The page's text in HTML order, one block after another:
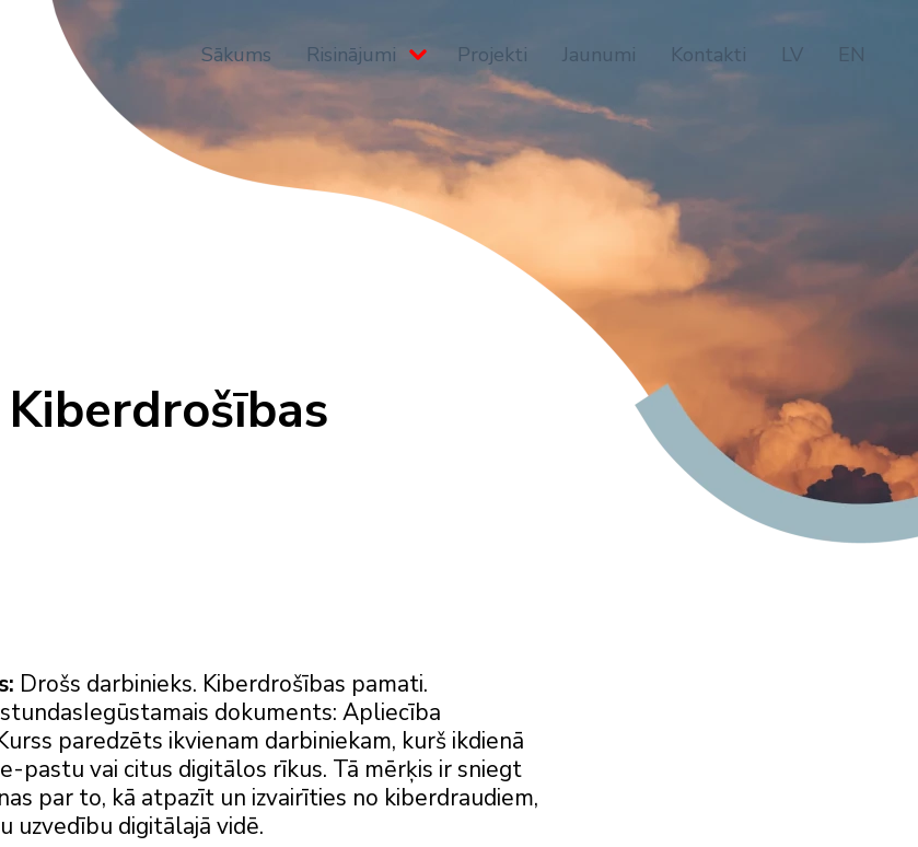
Sākums Risinājumi Projekti Jaunumi Kontakti LV EN
Drošs darbinieks. Kiberdrošības pamati.
dokuments: Apliecība
paredzēts ikvienam darbiniekam, kurš ikdienā
pastu vai citus digitālos rīkus. Tā mērķis ir sniegt
par to, kā atpazīt un izvairīties no kiberdraudiem,
uzvedību digitālajā vidē.